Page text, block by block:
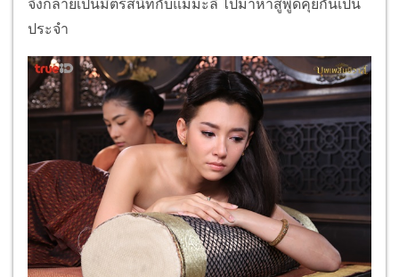
จึงกลายเป็นมิตรสนิทกับแม่มะลิ ไปมาหาสู่พูดคุยกันเป็น
ประจำ